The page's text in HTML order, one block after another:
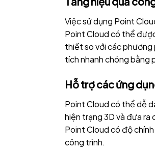
Việc sử dụng Point
Point Cloud có thể
thiết so với các phương
tích nhanh chóng bằng
Hỗ trợ các ứng
Point Cloud có thể dễ
hiện trạng 3D và đưa
Point Cloud có độ
công trình.